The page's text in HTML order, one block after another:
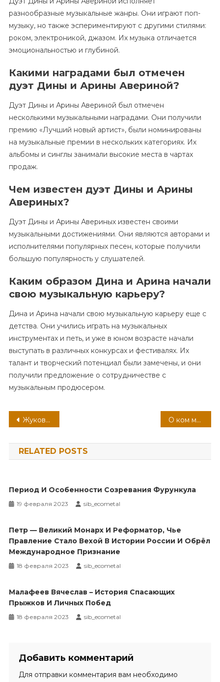
разнообразные музыкальные жанры. Они играют поп-
музыку, но также эспериментируют с другими стилями:
роком, электроникой, джазом. Их музыка отличается
эмоциональностью и глубиной.
Какими наградами был отмечен
дуэт Дины и Арины Авериной?
Дуэт Дины и Арины Авериной был отмечен
несколькими музыкальными наградами. Они получили
премию «Лучший новый артист», были номинированы
на музыкальные премии в нескольких категориях. Их
альбомы и синглы занимали высокие места в чартах
продаж.
Чем известен дуэт Дины и Арины
Авериных?
Дуэт Дины и Арины Авериных известен своими
музыкальными достижениями. Они являются авторами и
исполнителями популярных песен, которые получили
большую популярность у слушателей.
Каким образом Дина и Арина начали
свою музыкальную карьеру?
Дина и Арина начали свою музыкальную карьеру еще с
детства. Они учились играть на музыкальных
инструментах и петь, и уже в юном возрасте начали
выступать в различных конкурсах и фестивалях. Их
талант и творческий потенциал были замечены, и они
получили предложение о сотрудничестве с
музыкальным продюсером.
Навигация
по
записям
Жуковский, знаменитый русский поэт и переводчик, чьи творческие достижения прославили его во всем мире, уже 214 лет вдохновляет читателей своим непревзойденным талантом и необыкновенной страстью к слову. О ком мы мечтаем узнать больше — потрясающая биография и увлекательная личная жизнь актрисы Любови Зайцевой
RELATED POSTS
Период И Особенности Созревания Фурункула
19 февраля 2023 sib_ecometal
Петр — Великий Монарх И Реформатор, Чье
Правление Стало Вехой В Истории России И Обрёл
Международное Признание
18 февраля 2023 sib_ecometal
Малафеев Вячеслав – История Спасающих
Прыжков И Личных Побед
18 февраля 2023 sib_ecometal
Добавить комментарий
Для отправки комментария вам необходимо